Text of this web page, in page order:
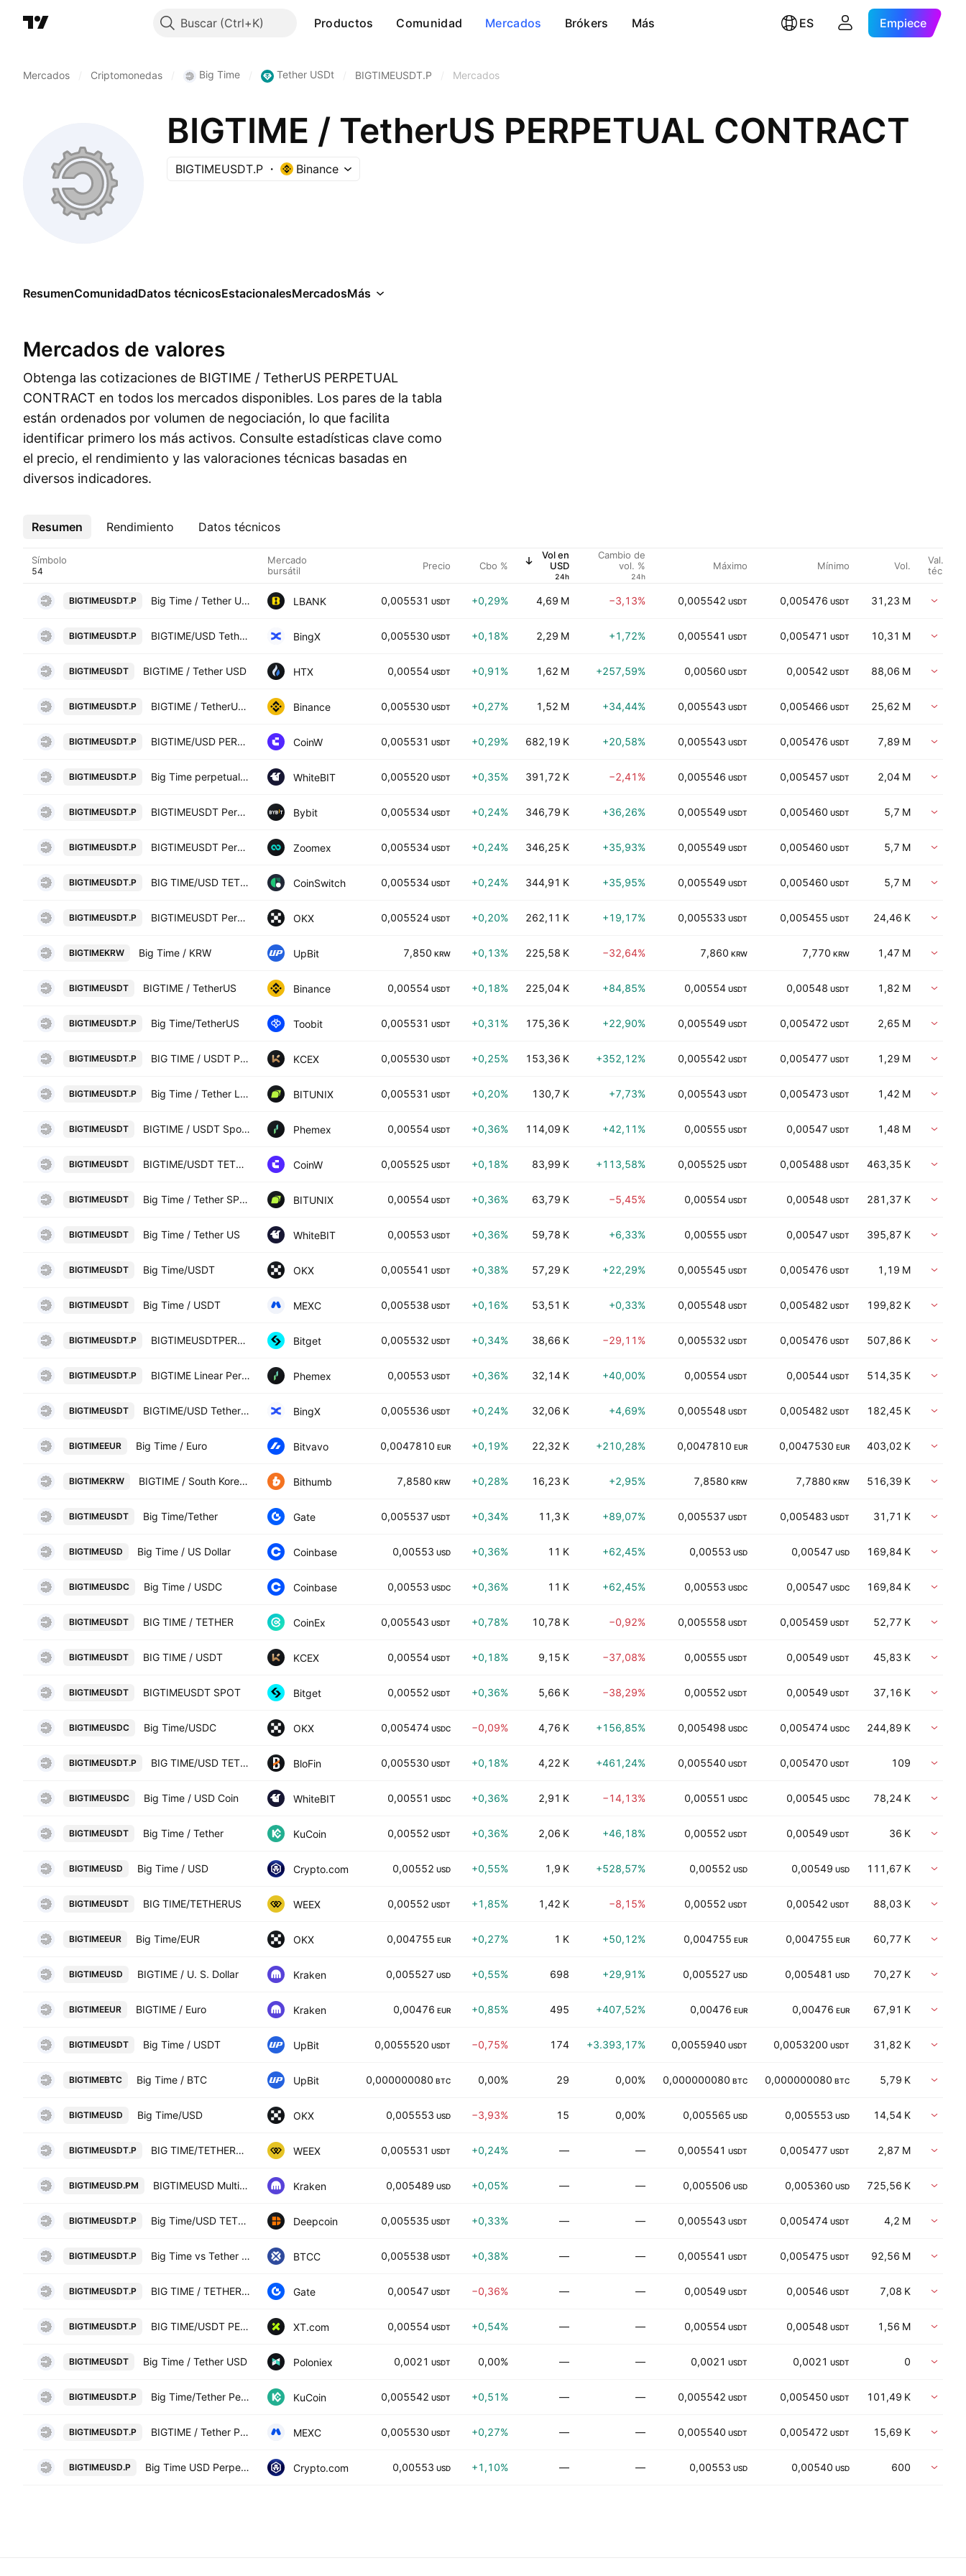
Buscar Productos Comunidad Mercados Brókers Más ES Empiece
Mercados Criptomonedas Big Time Tether USDt BIGTIMEUSDT.P Mercados
BIGTIME / TetherUS PERPETUAL CONTRACT
BIGTIMEUSDT.P Binance
ResumenComunidadDatos técnicosEstacionalesMercadosMás
Mercados de valores
Obtenga las cotizaciones de BIGTIME / TetherUS PERPETUAL
CONTRACT en todos los mercados disponibles. Los pares de la tabla
están ordenados por volumen de negociación, lo que facilita
identificar primero los más activos. Consulte estadísticas clave como
el precio, el rendimiento y las valoraciones técnicas basadas en
diversos indicadores.
Resumen Rendimiento Datos técnicos
Más
Símbolo
Mercado
bursátil
Precio Cbo %
Vol en
USD
24h
Cambio de
vol. %
24h
Máximo Mínimo Vol.
Val.
técnica
BIGTIMEUSDT.P Big Time / Tether USD PERPETUAL CONTRACT LBANK 0,005531 USDT +0,29% 4,69 M −3,13% 0,005542 USDT 0,005476 USDT 31,23 M
BIGTIMEUSDT.P BIGTIME/USD Tether Perpetual Contract BingX 0,005530 USDT +0,18% 2,29 M +1,72% 0,005541 USDT 0,005471 USDT 10,31 M
BIGTIMEUSDT BIGTIME / Tether USD HTX 0,00554 USDT +0,91% 1,62 M +257,59% 0,00560 USDT 0,00542 USDT 88,06 M
BIGTIMEUSDT.P BIGTIME / TetherUS PERPETUAL CONTRACT Binance 0,005530 USDT +0,27% 1,52 M +34,44% 0,005543 USDT 0,005466 USDT 25,62 M
BIGTIMEUSDT.P BIGTIME/USD PERPETUAL SWAP CONTRACT CoinW 0,005531 USDT +0,29% 682,19 K +20,58% 0,005543 USDT 0,005476 USDT 7,89 M
BIGTIMEUSDT.P Big Time perpetual contract WhiteBIT 0,005520 USDT +0,35% 391,72 K −2,41% 0,005546 USDT 0,005457 USDT 2,04 M
BIGTIMEUSDT.P BIGTIMEUSDT Perpetual Contract Bybit 0,005534 USDT +0,24% 346,79 K +36,26% 0,005549 USDT 0,005460 USDT 5,7 M
BIGTIMEUSDT.P BIGTIMEUSDT Perpetual Contract Zoomex 0,005534 USDT +0,24% 346,25 K +35,93% 0,005549 USDT 0,005460 USDT 5,7 M
BIGTIMEUSDT.P BIG TIME/USD TETHER PERPETUAL SWAP CONTRACT CoinSwitch 0,005534 USDT +0,24% 344,91 K +35,95% 0,005549 USDT 0,005460 USDT 5,7 M
BIGTIMEUSDT.P BIGTIMEUSDT Perpetual Swap Contract OKX 0,005524 USDT +0,20% 262,11 K +19,17% 0,005533 USDT 0,005455 USDT 24,46 K
BIGTIMEKRW Big Time / KRW UpBit 7,850 KRW +0,13% 225,58 K −32,64% 7,860 KRW 7,770 KRW 1,47 M
BIGTIMEUSDT BIGTIME / TetherUS Binance 0,00554 USDT +0,18% 225,04 K +84,85% 0,00554 USDT 0,00548 USDT 1,82 M
BIGTIMEUSDT.P Big Time/TetherUS Toobit 0,005531 USDT +0,31% 175,36 K +22,90% 0,005549 USDT 0,005472 USDT 2,65 M
BIGTIMEUSDT.P BIG TIME / USDT PERPETUAL SWAP CONTRACT KCEX 0,005530 USDT +0,25% 153,36 K +352,12% 0,005542 USDT 0,005477 USDT 1,29 M
BIGTIMEUSDT.P Big Time / Tether LINEAR FUTURES CONTRACT BITUNIX 0,005531 USDT +0,20% 130,7 K +7,73% 0,005543 USDT 0,005473 USDT 1,42 M
BIGTIMEUSDT BIGTIME / USDT Spot Trading Pair Phemex 0,00554 USDT +0,36% 114,09 K +42,11% 0,00555 USDT 0,00547 USDT 1,48 M
BIGTIMEUSDT BIGTIME/USDT TETHER CoinW 0,005525 USDT +0,18% 83,99 K +113,58% 0,005525 USDT 0,005488 USDT 463,35 K
BIGTIMEUSDT Big Time / Tether SPOT BITUNIX 0,00554 USDT +0,36% 63,79 K −5,45% 0,00554 USDT 0,00548 USDT 281,37 K
BIGTIMEUSDT Big Time / Tether US WhiteBIT 0,00553 USDT +0,36% 59,78 K +6,33% 0,00555 USDT 0,00547 USDT 395,87 K
BIGTIMEUSDT Big Time/USDT OKX 0,005541 USDT +0,38% 57,29 K +22,29% 0,005545 USDT 0,005476 USDT 1,19 M
BIGTIMEUSDT Big Time / USDT MEXC 0,005538 USDT +0,16% 53,51 K +0,33% 0,005548 USDT 0,005482 USDT 199,82 K
BIGTIMEUSDT.P BIGTIMEUSDTPERP PERPETUAL MIX CONTRACT Bitget 0,005532 USDT +0,34% 38,66 K −29,11% 0,005532 USDT 0,005476 USDT 507,86 K
BIGTIMEUSDT.P BIGTIME Linear Perpetual Futures Contract Phemex 0,00553 USDT +0,36% 32,14 K +40,00% 0,00554 USDT 0,00544 USDT 514,35 K
BIGTIMEUSDT BIGTIME/USD Tether Spot BingX 0,005536 USDT +0,24% 32,06 K +4,69% 0,005548 USDT 0,005482 USDT 182,45 K
BIGTIMEEUR Big Time / Euro Bitvavo 0,0047810 EUR +0,19% 22,32 K +210,28% 0,0047810 EUR 0,0047530 EUR 403,02 K
BIGTIMEKRW BIGTIME / South Korean Won Bithumb 7,8580 KRW +0,28% 16,23 K +2,95% 7,8580 KRW 7,7880 KRW 516,39 K
BIGTIMEUSDT Big Time/Tether Gate 0,005537 USDT +0,34% 11,3 K +89,07% 0,005537 USDT 0,005483 USDT 31,71 K
BIGTIMEUSD Big Time / US Dollar Coinbase 0,00553 USD +0,36% 11 K +62,45% 0,00553 USD 0,00547 USD 169,84 K
BIGTIMEUSDC Big Time / USDC Coinbase 0,00553 USDC +0,36% 11 K +62,45% 0,00553 USDC 0,00547 USDC 169,84 K
BIGTIMEUSDT BIG TIME / TETHER CoinEx 0,005543 USDT +0,78% 10,78 K −0,92% 0,005558 USDT 0,005459 USDT 52,77 K
BIGTIMEUSDT BIG TIME / USDT KCEX 0,00554 USDT +0,18% 9,15 K −37,08% 0,00555 USDT 0,00549 USDT 45,83 K
BIGTIMEUSDT BIGTIMEUSDT SPOT Bitget 0,00552 USDT +0,36% 5,66 K −38,29% 0,00552 USDT 0,00549 USDT 37,16 K
BIGTIMEUSDC Big Time/USDC OKX 0,005474 USDC −0,09% 4,76 K +156,85% 0,005498 USDC 0,005474 USDC 244,89 K
BIGTIMEUSDT.P BIG TIME/USD TETHER PERPETUAL SWAP CONTRACT BloFin 0,005530 USDT +0,18% 4,22 K +461,24% 0,005540 USDT 0,005470 USDT 109
BIGTIMEUSDC Big Time / USD Coin WhiteBIT 0,00551 USDC +0,36% 2,91 K −14,13% 0,00551 USDC 0,00545 USDC 78,24 K
BIGTIMEUSDT Big Time / Tether KuCoin 0,00552 USDT +0,36% 2,06 K +46,18% 0,00552 USDT 0,00549 USDT 36 K
BIGTIMEUSD Big Time / USD Crypto.com 0,00552 USD +0,55% 1,9 K +528,57% 0,00552 USD 0,00549 USD 111,67 K
BIGTIMEUSDT BIG TIME/TETHERUS WEEX 0,00552 USDT +1,85% 1,42 K −8,15% 0,00552 USDT 0,00542 USDT 88,03 K
BIGTIMEEUR Big Time/EUR OKX 0,004755 EUR +0,27% 1 K +50,12% 0,004755 EUR 0,004755 EUR 60,77 K
BIGTIMEUSD BIGTIME / U. S. Dollar Kraken 0,005527 USD +0,55% 698 +29,91% 0,005527 USD 0,005481 USD 70,27 K
BIGTIMEEUR BIGTIME / Euro Kraken 0,00476 EUR +0,85% 495 +407,52% 0,00476 EUR 0,00476 EUR 67,91 K
BIGTIMEUSDT Big Time / USDT UpBit 0,0055520 USDT −0,75% 174 +3.393,17% 0,0055940 USDT 0,0053200 USDT 31,82 K
BIGTIMEBTC Big Time / BTC UpBit 0,000000080 BTC 0,00% 29 0,00% 0,000000080 BTC 0,000000080 BTC 5,79 K
BIGTIMEUSD Big Time/USD OKX 0,005553 USD −3,93% 15 0,00% 0,005565 USD 0,005553 USD 14,54 K
BIGTIMEUSDT.P BIG TIME/TETHERUS PERPETUAL CONTRACT WEEX 0,005531 USDT +0,24% — — 0,005541 USDT 0,005477 USDT 2,87 M
BIGTIMEUSD.PM BIGTIMEUSD Multi Collateral Perpetual Futures Contract Kraken 0,005489 USD +0,05% — — 0,005506 USD 0,005360 USD 725,56 K
BIGTIMEUSDT.P Big Time/USD TETHER PERPETUAL SWAP CONTRACT Deepcoin 0,005535 USDT +0,33% — — 0,005543 USDT 0,005474 USDT 4,2 M
BIGTIMEUSDT.P Big Time vs Tether USD PERPETUAL CONTRACT BTCC 0,005538 USDT +0,38% — — 0,005541 USDT 0,005475 USDT 92,56 M
BIGTIMEUSDT.P BIG TIME / TETHERUS PERPETUAL CONTRACT Gate 0,00547 USDT −0,36% — — 0,00549 USDT 0,00546 USDT 7,08 K
BIGTIMEUSDT.P BIG TIME/USDT PERPETUAL SWAP CONTRACT XT.com 0,00554 USDT +0,54% — — 0,00554 USDT 0,00548 USDT 1,56 M
BIGTIMEUSDT Big Time / Tether USD Poloniex 0,0021 USDT 0,00% — — 0,0021 USDT 0,0021 USDT 0
BIGTIMEUSDT.P Big Time/Tether Perpetual Contract KuCoin 0,005542 USDT +0,51% — — 0,005542 USDT 0,005450 USDT 101,49 K
BIGTIMEUSDT.P BIGTIME / Tether PERPETUAL FUTURES MEXC 0,005530 USDT +0,27% — — 0,005540 USDT 0,005472 USDT 15,69 K
BIGTIMEUSD.P Big Time USD Perpetual Crypto.com 0,00553 USD +1,10% — — 0,00553 USD 0,00540 USD 600